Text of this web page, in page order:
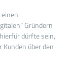
Gründern
dürfte sein,
Kunden über den